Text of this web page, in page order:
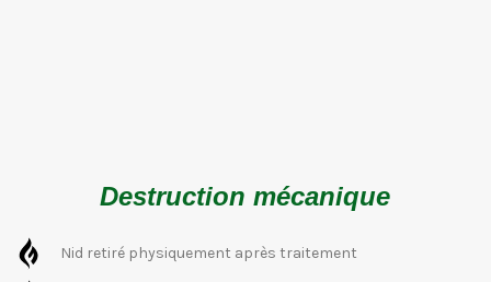
Destruction mécanique
Nid retiré physiquement après traitement